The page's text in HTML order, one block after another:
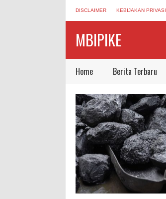
DISCLAIMER KEBIJAKAN PRIVASI
MBIPIKE
Home Berita Terbaru